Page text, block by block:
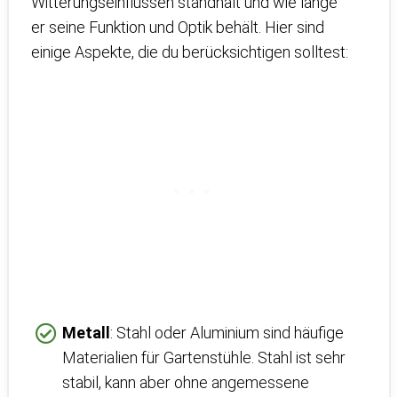
er seine Funktion und Optik behält. Hier sind
einige Aspekte, die du berücksichtigen solltest:
Metall : Stahl oder Aluminium sind häufige
Materialien für Gartenstühle. Stahl ist sehr
stabil, kann aber ohne angemessene